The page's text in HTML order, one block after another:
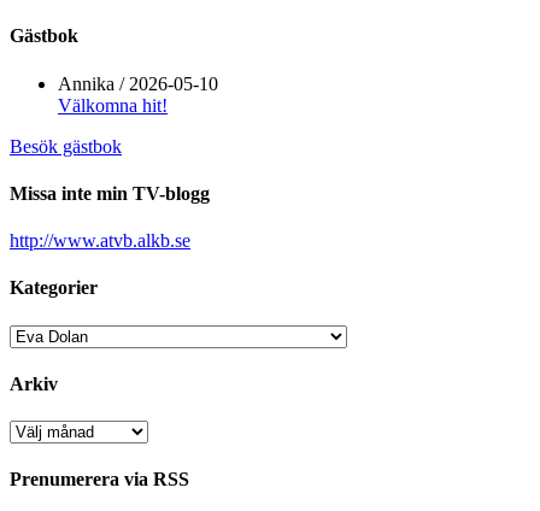
Gästbok
Annika / 2026-05-10
Välkomna hit!
Besök gästbok
Missa inte min TV-blogg
http://www.atvb.alkb.se
Kategorier
Kategorier
Arkiv
Arkiv
Prenumerera via RSS